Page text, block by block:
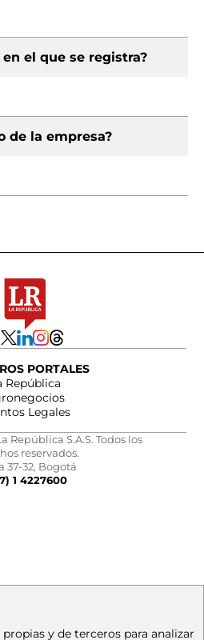
el que se registra?
de la empresa?
PORTALES
República
Legales
República S.A.S. Todos los
reservados.
37-32, Bogotá
1 4227600
y de terceros para analizar